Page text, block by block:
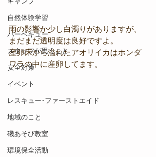
自然体験学習
バーベキュー
スタッフが思うこと
安全対策
イベント
レスキュー･ファーストエイド
地域のこと
磯あそび教室
環境保全活動
雨の影響か少し白濁りがありますが、
まだまだ透明度は良好ですよ。
産卵床から溢れたアオリイカはホンダ
ワラの中に産卵してます。